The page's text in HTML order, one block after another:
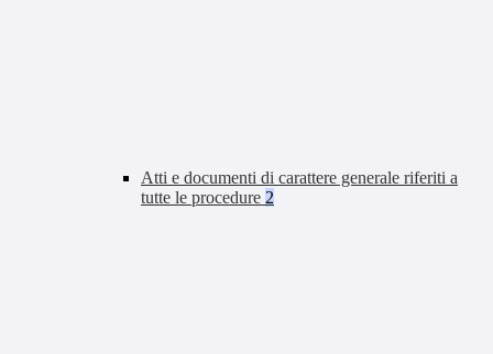
Atti e documenti di carattere generale riferiti a
tutte le procedure 2